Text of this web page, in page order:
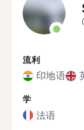
流利
印地语
学
法语